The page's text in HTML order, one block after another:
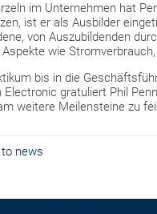
im Unternehmen hat
ist er als Ausbilder
von Auszubildenden
Aspekte wie
bis in die
Electronic gratuliert Phil
weitere Meilensteine zu
news